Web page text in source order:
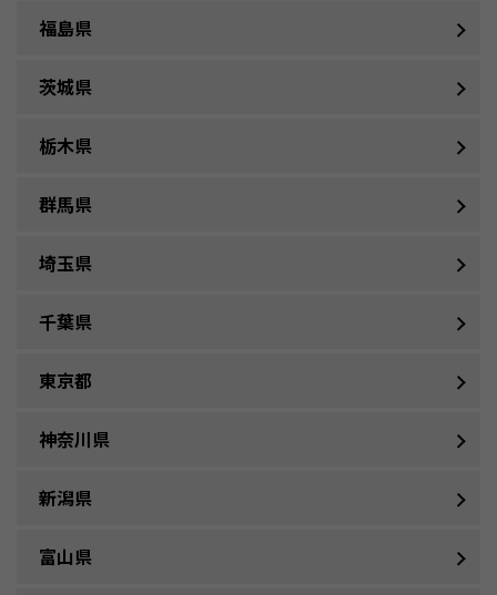
福島県
茨城県
栃木県
群馬県
埼玉県
千葉県
東京都
神奈川県
新潟県
富山県